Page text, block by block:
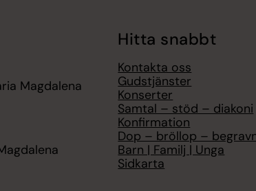
Magdalena
Hitta snabbt
Kontakta oss
Gudstjänster
Konserter
Samtal – stöd – diakoni
Konfirmation
Dop – bröllop –
Barn | Familj | Unga
Sidkarta